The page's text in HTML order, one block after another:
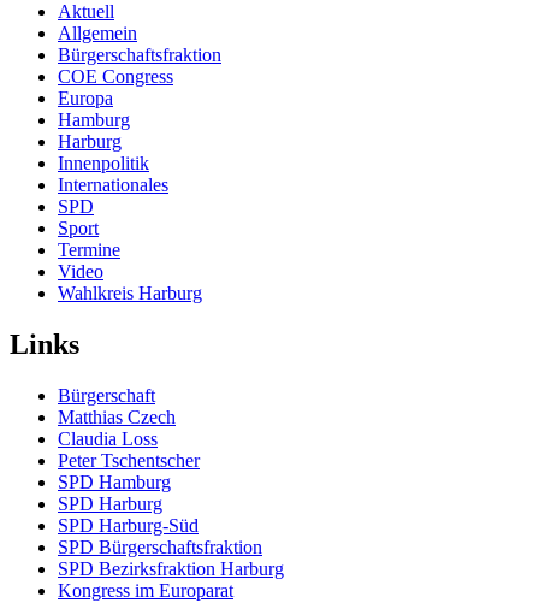
Aktuell
Allgemein
Bürgerschaftsfraktion
COE Congress
Europa
Hamburg
Harburg
Innenpolitik
Internationales
SPD
Sport
Termine
Video
Wahlkreis Harburg
Links
Bürgerschaft
Matthias Czech
Claudia Loss
Peter Tschentscher
SPD Hamburg
SPD Harburg
SPD Harburg-Süd
SPD Bürgerschaftsfraktion
SPD Bezirksfraktion Harburg
Kongress im Europarat